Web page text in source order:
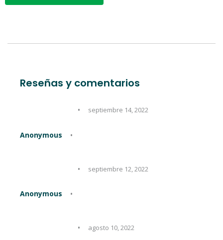
Reseñas y comentarios
septiembre 14, 2022
Anonymous
septiembre 12, 2022
Anonymous
agosto 10, 2022